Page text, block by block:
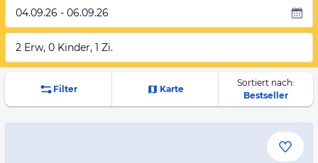
04.09.26 - 06.09.26
2 Erw, 0 Kinder, 1 Zi.
Filter Karte
Sortiert nach:
Bestseller